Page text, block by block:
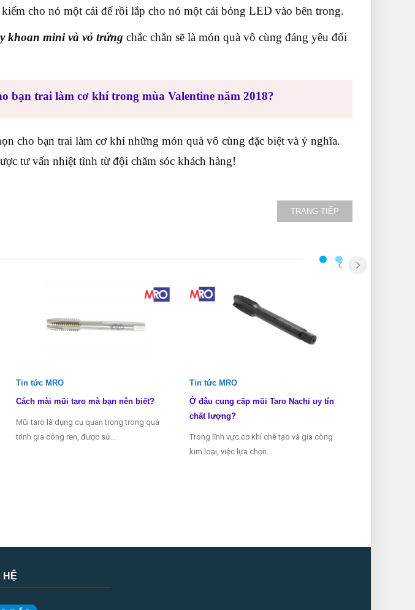
cho nó một cái đế rồi lắp cho nó một cái bóng LED vào bên trong.
khoan mini và vỏ trứng chắc chắn sẽ là món quà vô cùng đáng yêu đối
bạn trai làm cơ khí trong mùa Valentine năm 2018?
cho bạn trai làm cơ khí những món quà vô cùng đặc biệt và ý nghĩa.
tư vấn nhiệt tình từ đội chăm sóc khách hàng!
TRANG TIẾP
Tin tức MRO
Cách mài mũi taro mà bạn nên biết?
Mũi taro là dụng cụ quan trọng trong quá
trình gia công ren, được sử…
Tin tức MRO
Ở đâu cung cấp mũi Taro Nachi uy tín
chất lượng?
Trong lĩnh vực cơ khí chế tạo và gia công
kim loại, việc lựa chọn…
HỆ